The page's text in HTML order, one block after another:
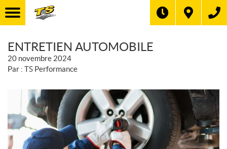
ENTRETIEN AUTOMOBILE
20 novembre 2024
Par : TS Performance